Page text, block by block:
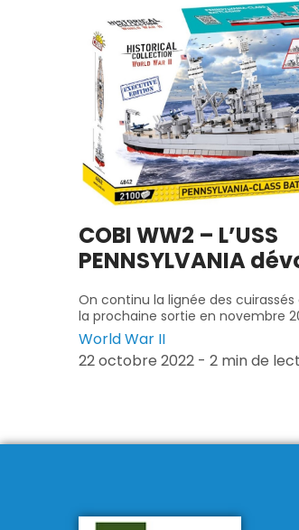
COBI WW2 – L’USS
PENNSYLVANIA
On continu la lignée des
la prochaine sortie en novembre
World War II
22 octobre 2022 - 2 min de